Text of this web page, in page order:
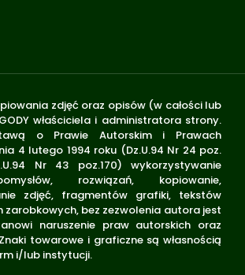
zdjęć oraz opisów (w całości lub
właściciela i administratora strony.
o Prawie Autorskim i Prawach
4 lutego 1994 roku (Dz.U.94 Nr 24 poz.
Nr 43 poz.170) wykorzystywanie
rozwiązań, kopiowanie,
zdjęć, fragmentów grafiki, tekstów
zarobkowych, bez zezwolenia autora jest
naruszenie praw autorskich oraz
towarowe i graficzne są własnością
i/lub instytucji.